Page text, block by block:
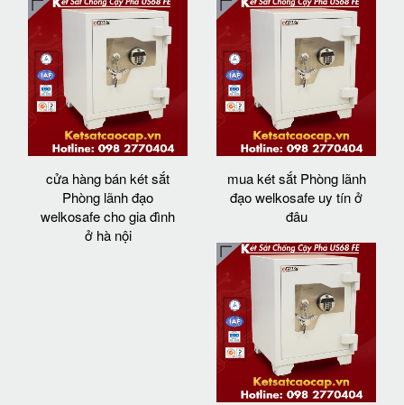
cửa hàng bán két sắt
Phòng lãnh đạo
welkosafe cho gia đình
ở hà nội
mua két sắt Phòng lãnh
đạo welkosafe uy tín ở
đâu